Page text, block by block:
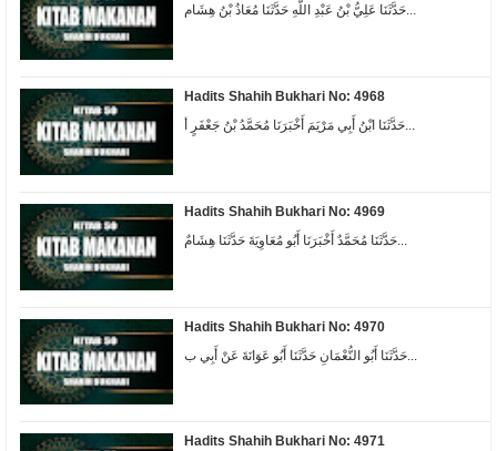
حَدَّثَنَا عَلِيُّ بْنُ عَبْدِ اللَّهِ حَدَّثَنَا مُعَاذُ بْنُ هِشَام...
Hadits Shahih Bukhari No: 4968
حَدَّثَنَا ابْنُ أَبِي مَرْيَمَ أَخْبَرَنَا مُحَمَّدُ بْنُ جَعْفَرٍ أ...
Hadits Shahih Bukhari No: 4969
Hadits Shahih Bukhari No: 4970
Hadits Shahih Bukhari No: 4971